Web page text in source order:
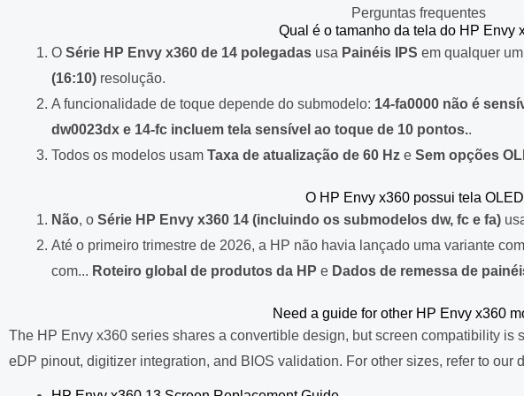
Perguntas frequentes
Qual é o tamanho da tela do HP Envy
O Série HP Envy x360 de 14 polegadas usa Painéis IPS em qualquer
(16:10) resolução.
A funcionalidade de toque depende do submodelo: 14-fa0000 não é
dw0023dx e 14-fc incluem tela sensível ao toque de 10 pontos..
Todos os modelos usam Taxa de atualização de 60 Hz e Sem opções
O HP Envy x360 possui tela
Não, o Série HP Envy x360 14 (incluindo os submodelos dw, fc e fa)
Até o primeiro trimestre de 2026, a HP não havia lançado uma variante
com... Roteiro global de produtos da HP e Dados de remessa de
Need a guide for other HP Envy x360
The HP Envy x360 series shares a convertible design, but screen compatibility is
eDP pinout, digitizer integration, and BIOS validation. For other sizes, refer to our